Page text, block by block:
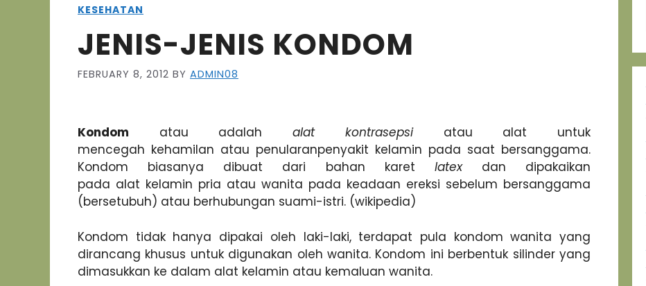
KESEHATAN
JENIS-JENIS KONDOM
FEBRUARY 8, 2012 BY ADMIN08
Kondom atau adalahalat kontrasepsiatau alat untuk
mencegah kehamilan atau penularanpenyakit kelamin pada saat bersanggama.
Kondom biasanya dibuat dari bahan karet latexdan dipakaikan
pada alat kelamin pria atau wanita pada keadaan ereksi sebelum bersanggama
(bersetubuh) atau berhubungan suami-istri. (wikipedia)
Kondom tidak hanya dipakai oleh laki-laki, terdapat pula kondom wanita yang
dirancang khusus untuk digunakan oleh wanita. Kondom ini berbentuk silinder yang
dimasukkan ke dalam alat kelamin atau kemaluan wanita.